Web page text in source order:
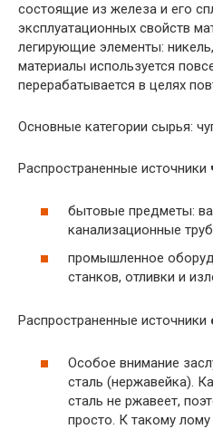
состоящие из железа и его
эксплуатационных свойств
легирующие элементы:
материалы используется
перерабатывается в целях
Основные категории сырья:
Распространенные источники
бытовые предметы:
канализационные
промышленное
станков, отливки и
Распространенные источники
Особое внимание
сталь (нержавейка).
сталь не ржавеет,
просто. К такому